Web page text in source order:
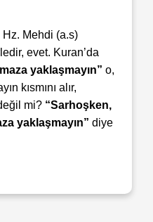
Hz. Mehdi (a.s)
evet. Kuran’da
yaklaşmayın” o,
kısmını alır,
mi? “Sarhoşken,
yaklaşmayın” diye